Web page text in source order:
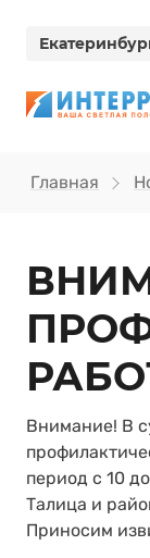
Главная
Внимание! В
период с 10
Талица и
Приносим